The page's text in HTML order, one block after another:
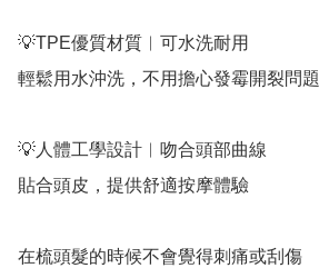
💡TPE優質材質︱可水洗耐用
輕鬆用水沖洗，不用擔心發霉開裂問題
💡人體工學設計︱吻合頭部曲線
貼合頭皮，提供舒適按摩體驗
在梳頭髮的時候不會覺得刺痛或刮傷